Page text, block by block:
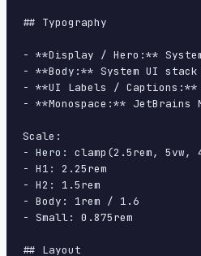
## Typography
- **Display / Hero:**
- **Body:** System UI
- **UI Labels / Captions:**
- **Monospace:** JetBrains
Scale:
- Hero: clamp(2.5rem, 5vw,
- H1: 2.25rem
- H2: 1.5rem
- Body: 1rem / 1.6
- Small: 0.875rem
## Layout